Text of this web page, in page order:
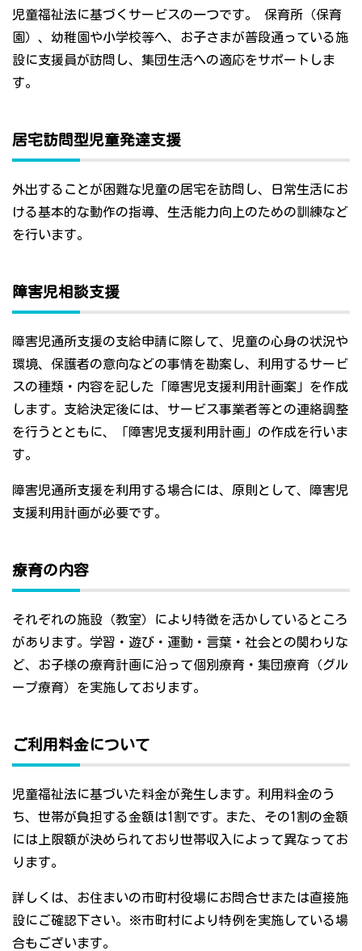
児童福祉法に基づくサービスの一つです。 保育所（保育
園）、幼稚園や小学校等へ、お子さまが普段通っている施
設に支援員が訪問し、集団生活への適応をサポートしま
す。
居宅訪問型児童発達支援
外出することが困難な児童の居宅を訪問し、日常生活にお
ける基本的な動作の指導、生活能力向上のための訓練など
を行います。
障害児相談支援
障害児通所支援の支給申請に際して、児童の心身の状況や
環境、保護者の意向などの事情を勘案し、利用するサービ
スの種類・内容を記した「障害児支援利用計画案」を作成
します。支給決定後には、サービス事業者等との連絡調整
を行うとともに、「障害児支援利用計画」の作成を行いま
す。
障害児通所支援を利用する場合には、原則として、障害児
支援利用計画が必要です。
療育の内容
それぞれの施設（教室）により特徴を活かしているところ
があります。学習・遊び・運動・言葉・社会との関わりな
ど、お子様の療育計画に沿って個別療育・集団療育（グル
ープ療育）を実施しております。
ご利用料金について
児童福祉法に基づいた料金が発生します。利用料金のう
ち、世帯が負担する金額は1割です。また、その1割の金額
には上限額が決められており世帯収入によって異なってお
ります。
詳しくは、お住まいの市町村役場にお問合せまたは直接施
設にご確認下さい。※市町村により特例を実施している場
合もございます。